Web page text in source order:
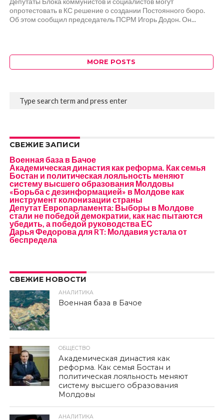
опротестовать в КС решение о создании Постоянного бюро.
Об этом сообщил председатель ПСРМ Игорь Додон. Он...
MORE POSTS
СВЕЖИЕ ЗАПИСИ
Военная база в Бачое
Академическая династия как реформа. Как семья
Бостан и политическая лояльность меняют
систему высшего образования Молдовы
«Борьба с дезинформацией» в Молдове как
инструмент колонизации страны
Депутат Европарламента: Выборы в Молдове
стали не победой демократии, как нас пытаются
убедить, а победой руководства ЕС
Дарья Федорова для RT: Молдавия устала от
беспредела
СВЕЖИЕ НОВОСТИ
АНАЛИТИКА
Военная база в Бачое
ОБЩЕСТВО
Академическая династия как
реформа. Как семья Бостан и
политическая лояльность меняют
систему высшего образования
Молдовы
АНАЛИТИКА